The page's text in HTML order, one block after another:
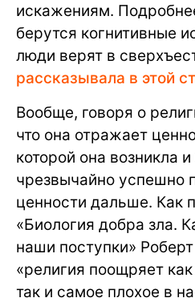
искажениям.
берутся когнитивные
люди верят в
рассказывала в этой
Вообще, говоря о
что она отражает
которой она возникла
чрезвычайно успешно
ценности дальше. Как
«Биология добра зла.
наши поступки»
«религия поощряет
так и самое плохое в